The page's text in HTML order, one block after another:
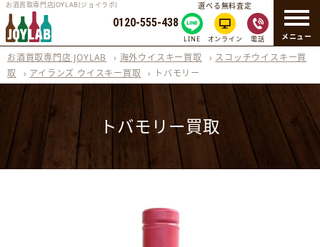
メニュー
お酒買取専門店JOYLAB(ジョイラボ)
0120-555-438
選べる無料査定
LINE オンライン 電話
お酒買取専門店 JOYLAB › 海外ウイスキー買取 › スコッチウイスキー買
取
› アイランズ ウイスキー買取 › トバモリー
トバモリー買取